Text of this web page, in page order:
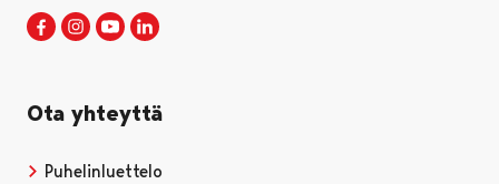
Porin kaupunki Facebookissa
Avautuu uudessa välilehdessä
Porin kaupunki Instagramissa
Avautuu uudessa välilehdessä
Porin kaupunki Youtubessa
Avautuu uudessa välilehdessä
Ota yhteyttä
Puhelinluettelo